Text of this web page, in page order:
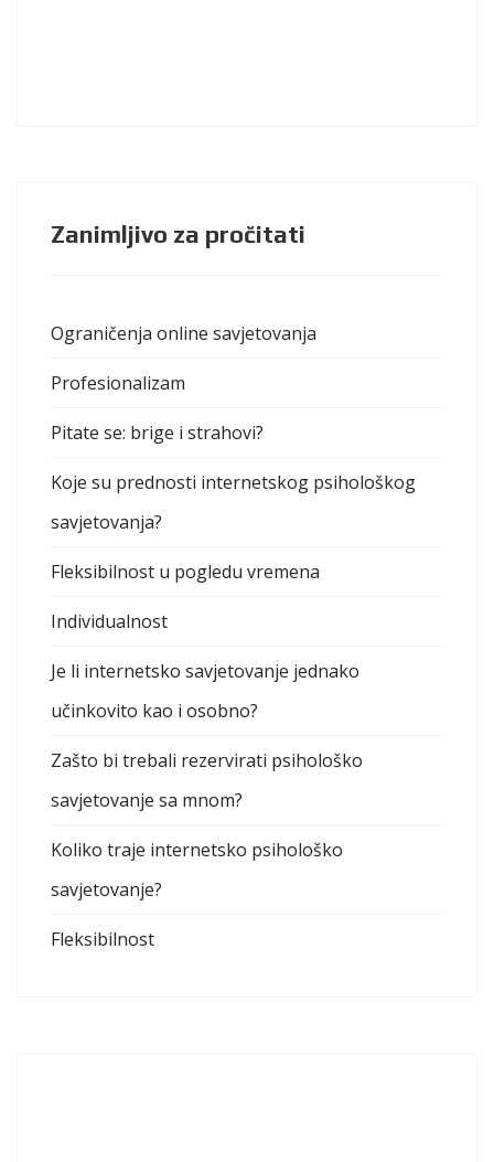
Zanimljivo za pročitati
Ograničenja online savjetovanja
Profesionalizam
Pitate se: brige i strahovi?
Koje su prednosti internetskog psihološkog
savjetovanja?
Fleksibilnost u pogledu vremena
Individualnost
Je li internetsko savjetovanje jednako
učinkovito kao i osobno?
Zašto bi trebali rezervirati psihološko
savjetovanje sa mnom?
Koliko traje internetsko psihološko
savjetovanje?
Fleksibilnost